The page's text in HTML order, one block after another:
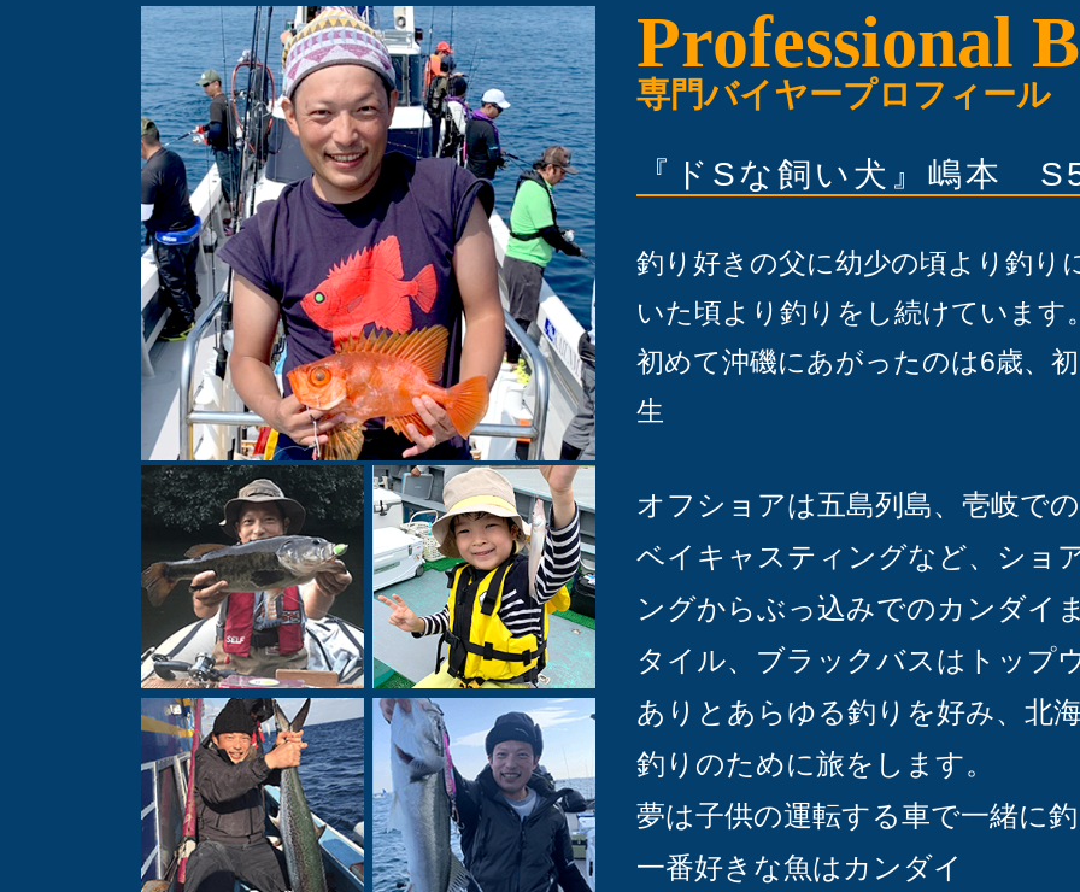
Professional
専門バイヤープロフィール
『ドSな飼い犬』嶋本
釣り好きの父に幼少の頃より釣り
いた頃より釣りをし続けています
初めて沖磯にあがったのは6歳、
生
オフショアは五島列島、壱岐で
ベイキャスティングなど、ショ
ングからぶっ込みでのカンダイ
タイル、ブラックバスはトップ
ありとあらゆる釣りを好み、北
釣りのために旅をします。
夢は子供の運転する車で一緒に
一番好きな魚はカンダイ